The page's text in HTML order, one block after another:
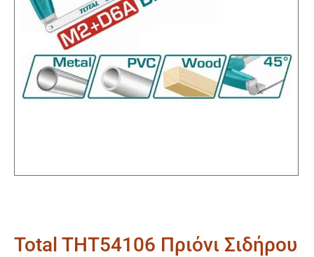
Total THT54106 Πριόνι Σιδήρου